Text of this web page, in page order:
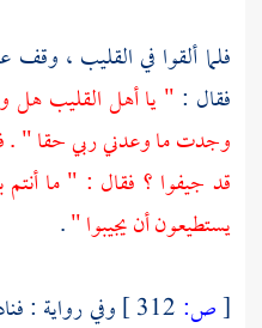
فلما ألقوا في القليب ، وقف
فقال : " يا أهل القليب هل
وجدت ما وعدني ربي حقا " .
قد جيفوا ؟ فقال : " ما
يستطيعون أن يجيبوا ".
[ص: وفي رواية :